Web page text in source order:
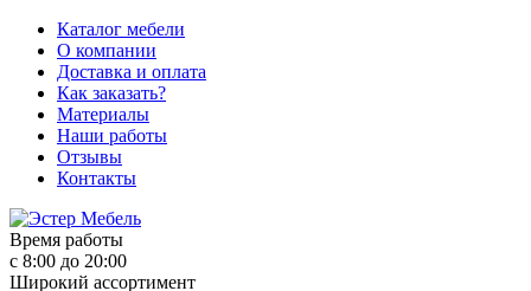
Каталог мебели
О компании
Доставка и оплата
Как заказать?
Материалы
Наши работы
Отзывы
Контакты
Время работы
с 8:00 до 20:00
Широкий ассортимент